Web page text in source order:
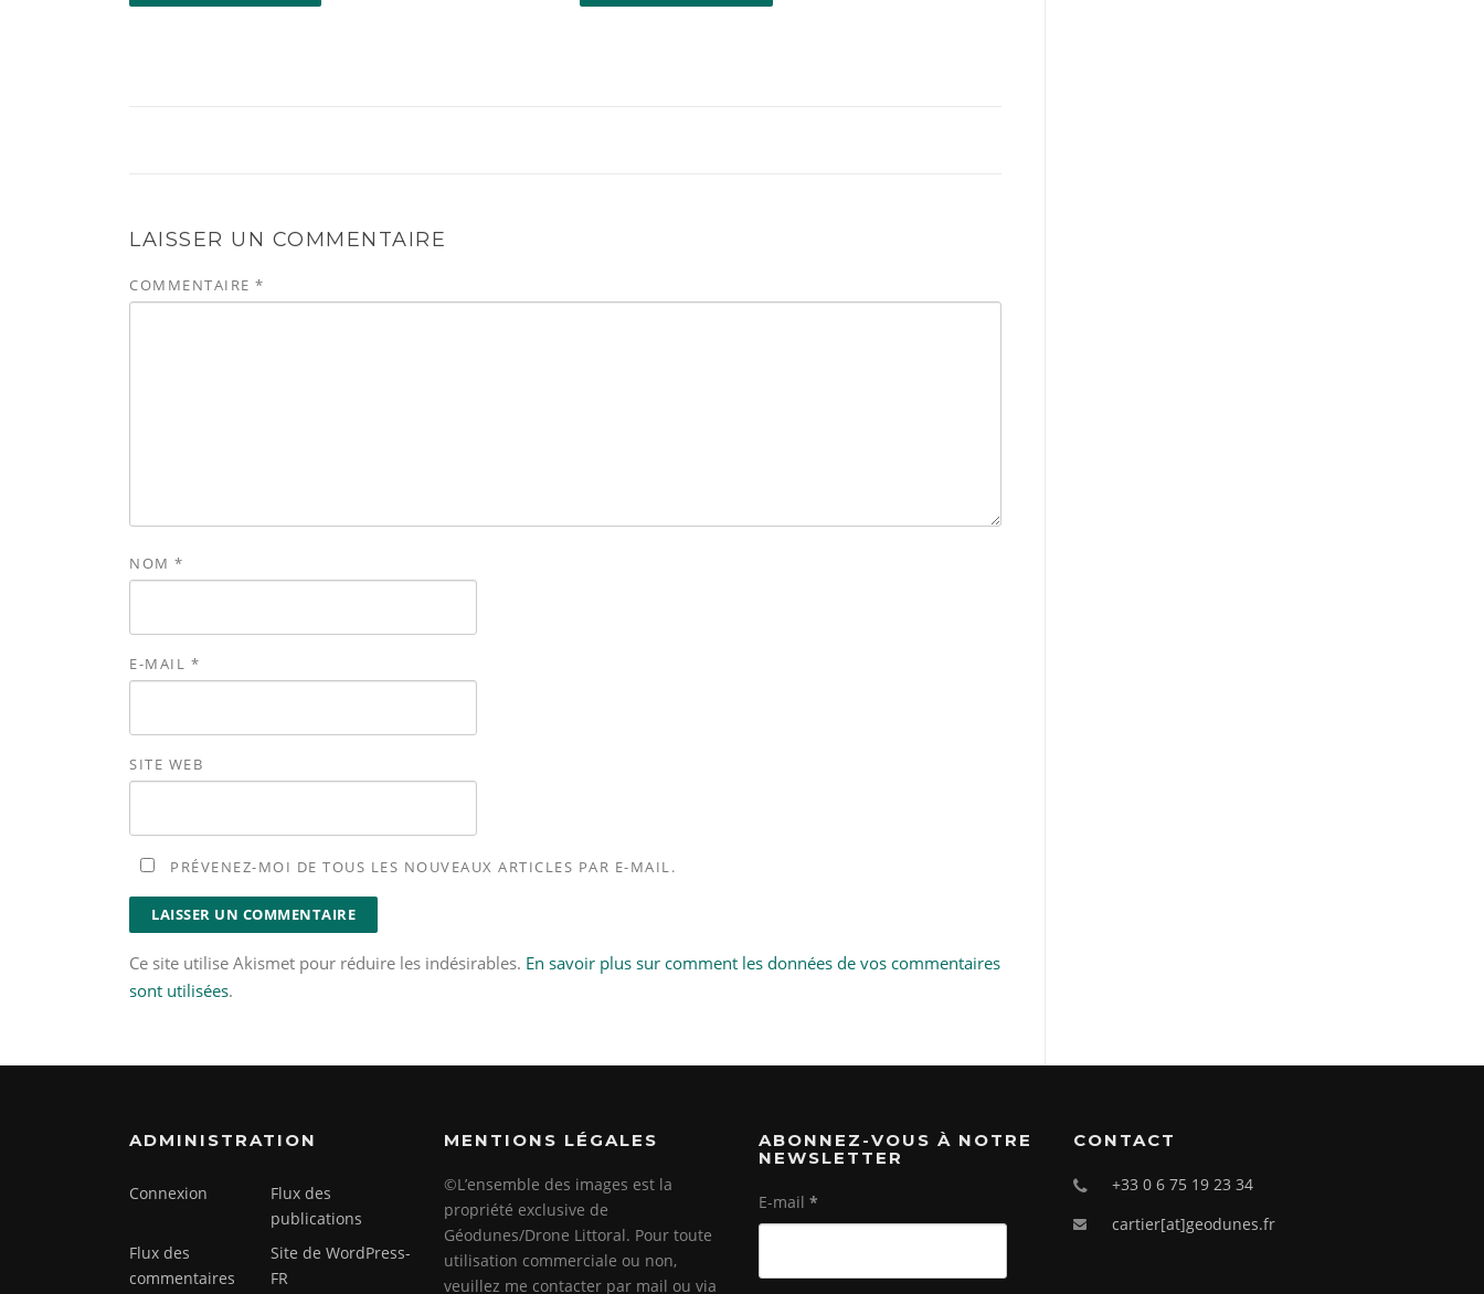
LAISSER UN COMMENTAIRE
COMMENTAIRE *
NOM *
E-MAIL *
SITE WEB
PRÉVENEZ-MOI DE TOUS LES NOUVEAUX ARTICLES PAR E-MAIL.
Ce site utilise Akismet pour réduire les indésirables. En savoir plus sur comment les données de vos commentaires
sont utilisées.
ADMINISTRATION
Connexion
Flux des
publications
Flux des
commentaires
Site de WordPress-
FR
MENTIONS LÉGALES
©L’ensemble des images est la
propriété exclusive de
Géodunes/Drone Littoral. Pour toute
utilisation commerciale ou non,
veuillez me contacter par mail ou via
ABONNEZ-VOUS À NOTRE
NEWSLETTER
E-mail *
CONTACT
+33 0 6 75 19 23 34
cartier[at]geodunes.fr